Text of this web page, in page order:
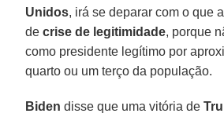
Unidos, irá se deparar com o que
decrise de legitimidade, porque
como presidente legítimo por
quarto ou um terço da população.
Biden disse que uma vitória de